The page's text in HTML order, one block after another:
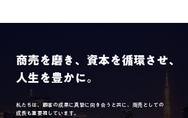
商売を磨き、資本を循環させ、
人生を豊かに。
私たちは、顧客の成果に真摯に向き合うと共に、商売としての
成長も重要視しています。